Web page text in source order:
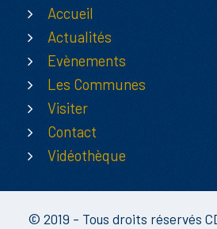
Accueil
Actualités
Evènements
Les Communes
Visiter
Contact
Vidéothèque
© 2019 - Tous droits réservés